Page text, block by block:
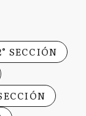
SECCIÓN